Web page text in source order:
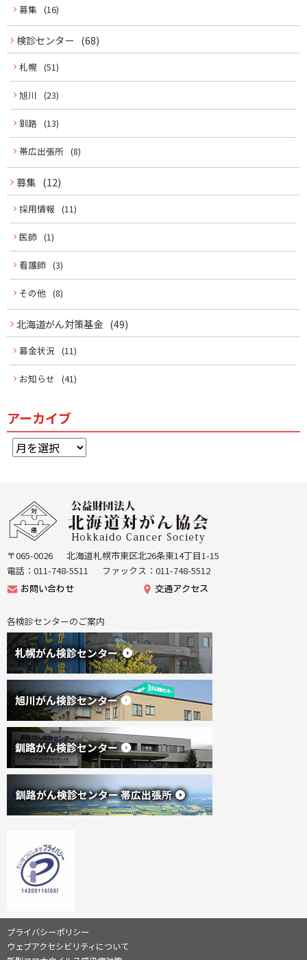
ュ
ー
募集 (16)
検診センター (68)
札幌 (51)
旭川 (23)
釧路 (13)
帯広出張所 (8)
募集 (12)
採用情報 (11)
医師 (1)
看護師 (3)
その他 (8)
北海道がん対策基金 (49)
募金状況 (11)
お知らせ (41)
アーカイブ
ア
ー
機
メ
ュ
ー
へ
戻
団
〒065-0026
北海道札幌市東区北26条東14丁目1-15
電話：011-748-5511
ファックス：011-748-5512
お問い合わせ 交通アクセス
各検診センターのご案内
(
新
規
ウ
部
サ
イ
サ
イ
プライバシーポリシー
ウェブアクセシビリティについて